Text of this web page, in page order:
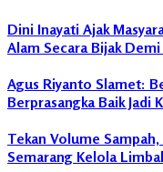
Semarang
Fraksi
PKS
Komisi
Dini Inayati Ajak
Alam Secara Bijak
Agus Riyanto Slamet:
Berprasangka Baik Jadi
Tekan Volume
Semarang Kelola